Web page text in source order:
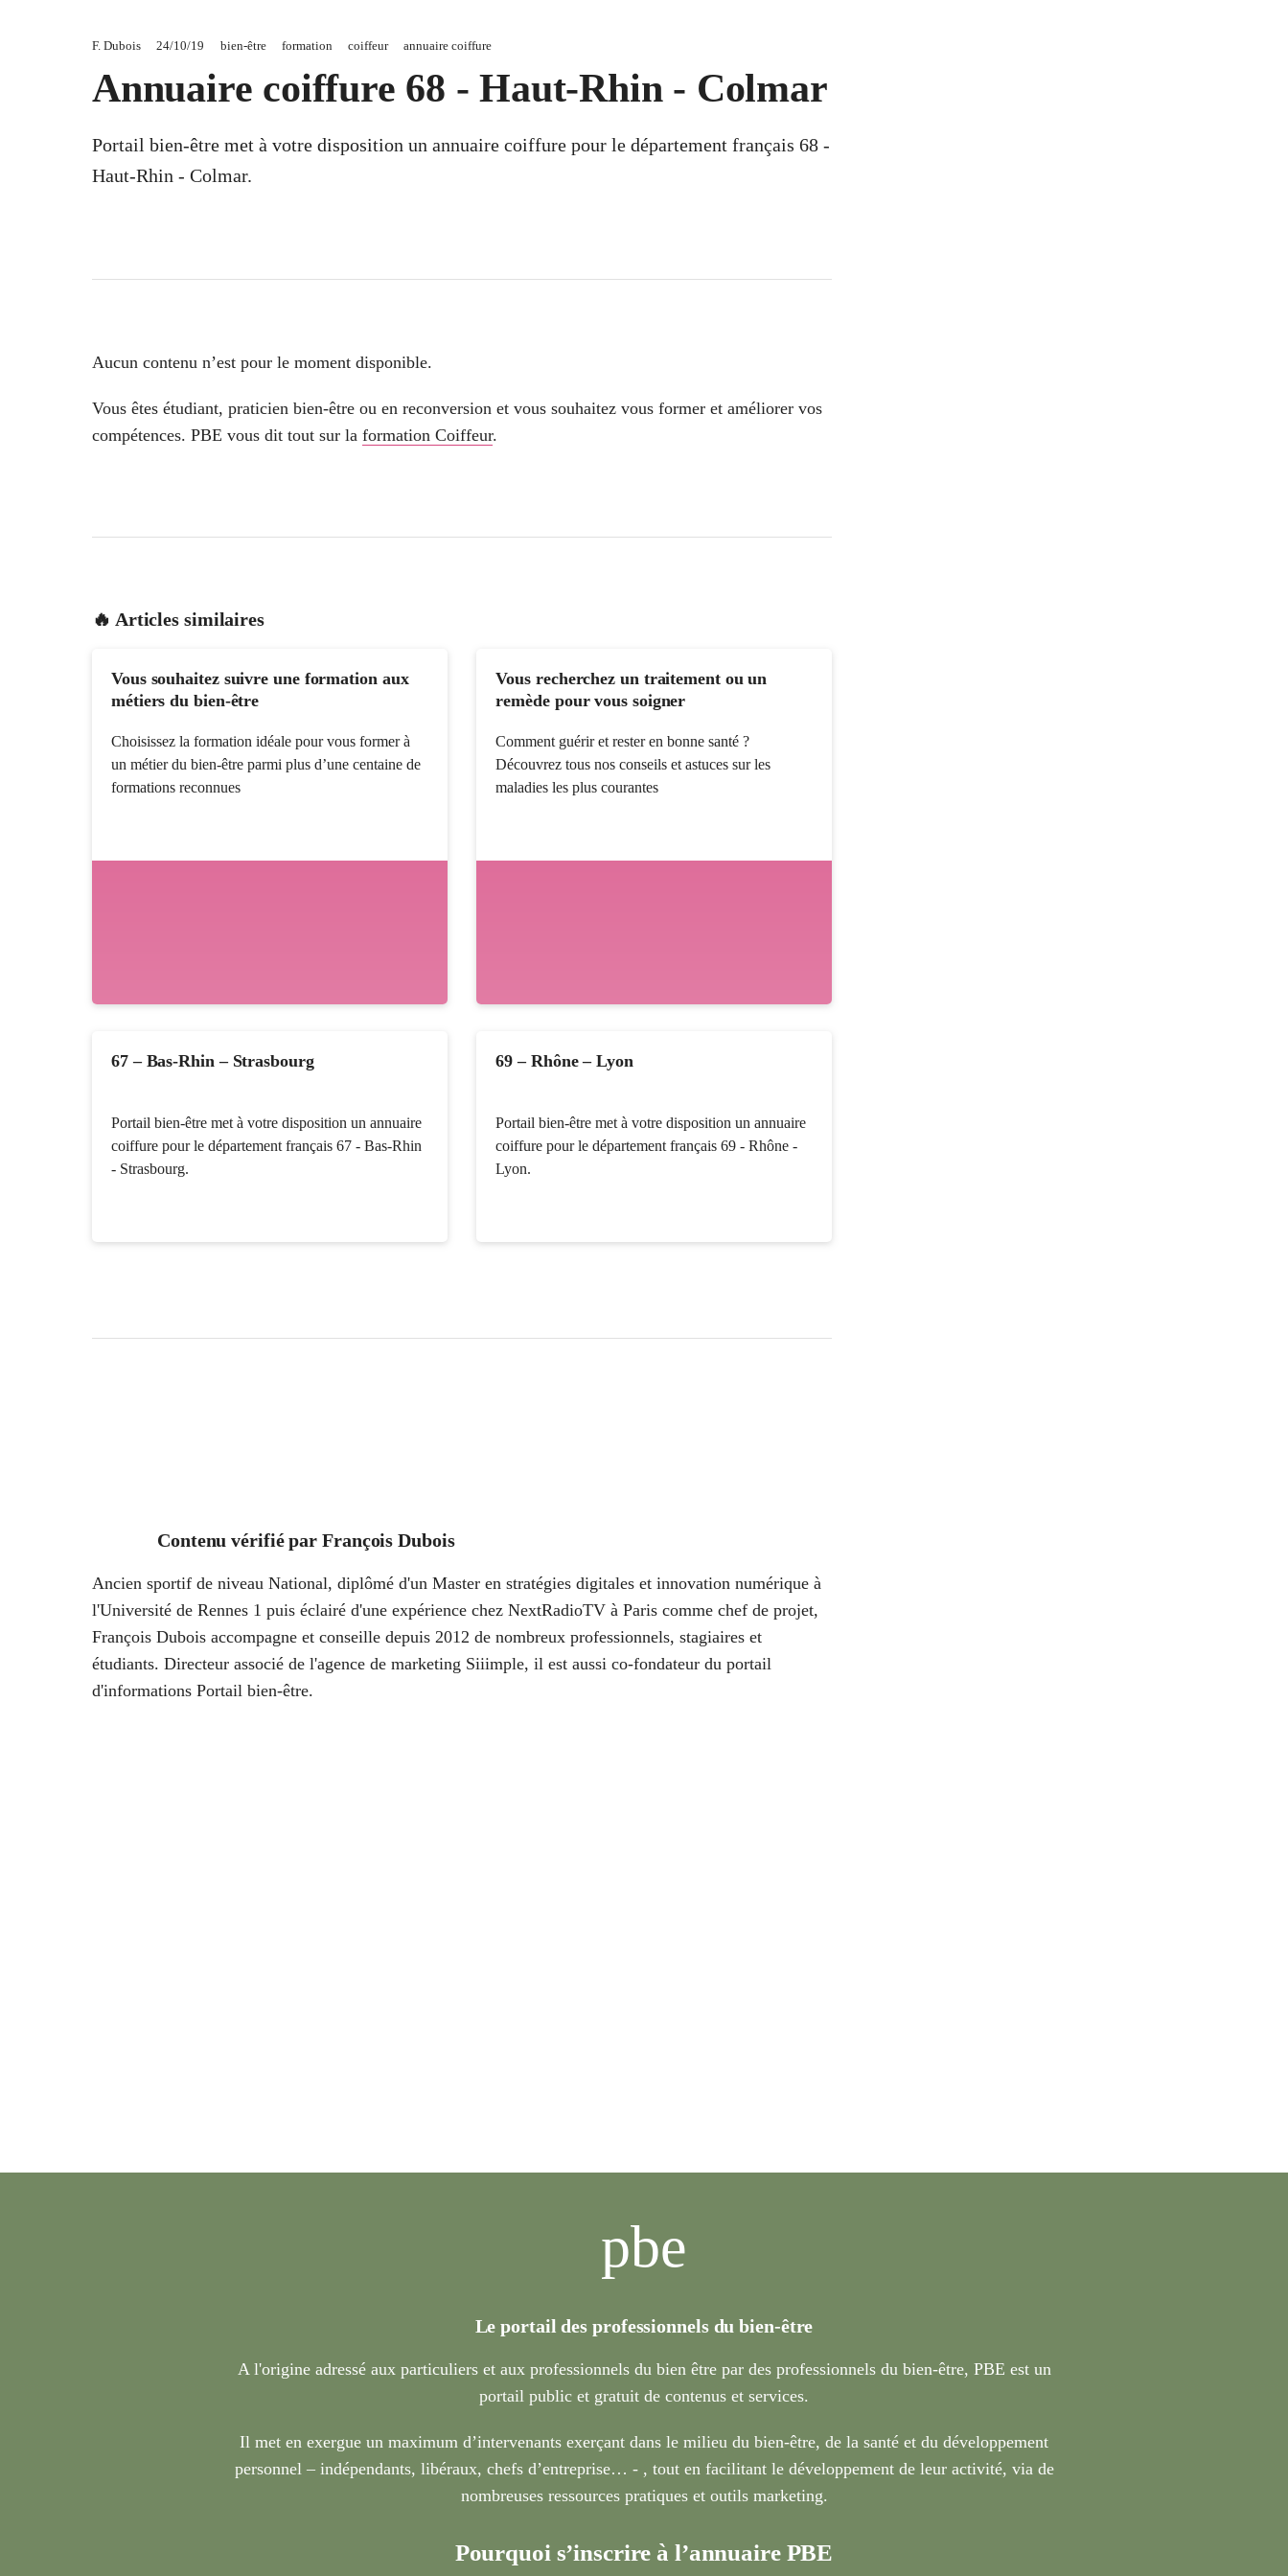
F. Dubois 24/10/19 bien-être formation coiffeur annuaire coiffure
Annuaire coiffure 68 - Haut-Rhin - Colmar
Portail bien-être met à votre disposition un annuaire coiffure pour le département français 68 -
Haut-Rhin - Colmar.
Aucun contenu n’est pour le moment disponible.
Vous êtes étudiant, praticien bien-être ou en reconversion et vous souhaitez vous former et améliorer vos
compétences. PBE vous dit tout sur la formation Coiffeur.
🔥 Articles similaires
Vous souhaitez suivre une formation aux
métiers du bien-être
Choisissez la formation idéale pour vous former à
un métier du bien-être parmi plus d’une centaine de
formations reconnues
Vous recherchez un traitement ou un
remède pour vous soigner
Comment guérir et rester en bonne santé ?
Découvrez tous nos conseils et astuces sur les
maladies les plus courantes
67 – Bas-Rhin – Strasbourg
Portail bien-être met à votre disposition un annuaire
coiffure pour le département français 67 - Bas-Rhin
- Strasbourg.
69 – Rhône – Lyon
Portail bien-être met à votre disposition un annuaire
coiffure pour le département français 69 - Rhône -
Lyon.
Contenu vérifié par François Dubois
Ancien sportif de niveau National, diplômé d'un Master en stratégies digitales et innovation numérique à
l'Université de Rennes 1 puis éclairé d'une expérience chez NextRadioTV à Paris comme chef de projet,
François Dubois accompagne et conseille depuis 2012 de nombreux professionnels, stagiaires et
étudiants. Directeur associé de l'agence de marketing Siiimple, il est aussi co-fondateur du portail
d'informations Portail bien-être.
pbe
Le portail des professionnels du bien-être
A l'origine adressé aux particuliers et aux professionnels du bien être par des professionnels du bien-être, PBE est un
portail public et gratuit de contenus et services.
Il met en exergue un maximum d’intervenants exerçant dans le milieu du bien-être, de la santé et du développement
personnel – indépendants, libéraux, chefs d’entreprise… - , tout en facilitant le développement de leur activité, via de
nombreuses ressources pratiques et outils marketing.
Pourquoi s’inscrire à l’annuaire PBE